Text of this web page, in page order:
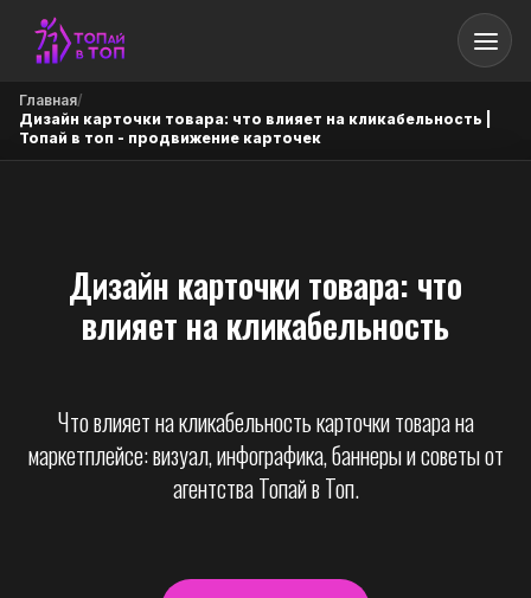
Главная/
Дизайн карточки товара: что влияет на кликабельность |
Топай в топ - продвижение карточек
Дизайн карточки товара: что
влияет на кликабельность
Что влияет на кликабельность карточки товара на
маркетплейсе: визуал, инфографика, баннеры и советы от
агентства Топай в Топ.